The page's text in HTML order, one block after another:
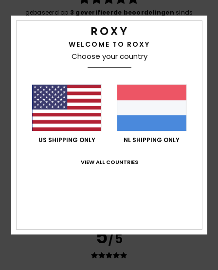
gebaseerd op 3 geverifieerde beoordelingen sinds
mei 2026
100% van onze klanten bevelen dit product aan
Comfort
Prijs-kwaliteitverhouding
5.0
5/5
WELCOME TO ROXY
Choose your country
US SHIPPING ONLY NL SHIPPING ONLY
VIEW ALL COUNTRIES